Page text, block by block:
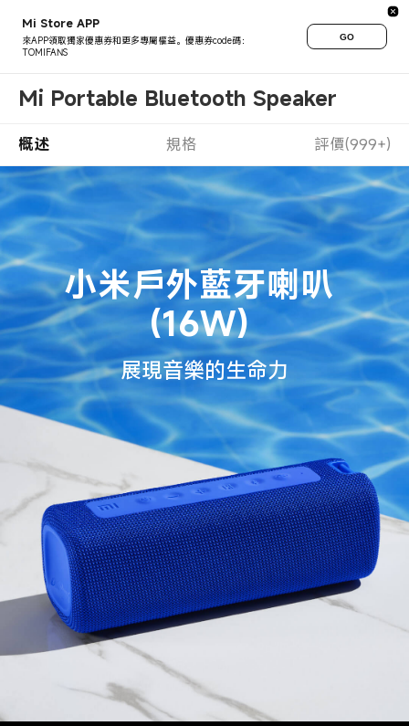
Mi Store APP
來APP領取獨家優惠券和更多專屬權益。優惠券code碼：
TOMIFANS
GO
Mi Portable Bluetooth Speaker
概述 規格 評價(999+)
小米戶外藍牙喇叭
(16W)
展現音樂的生命力